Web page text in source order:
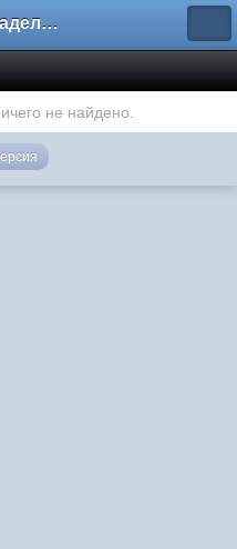
Форум владельцев интернет-магазинов
не найдено.